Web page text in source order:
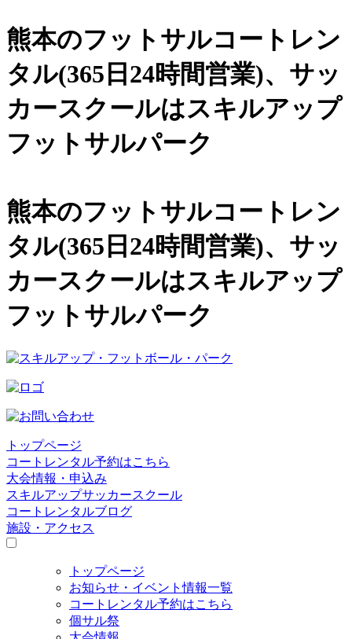
熊本のフットサルコートレン
タル(365日24時間営業)、 サッ
カースクールはスキルアップ
フットサルパーク
熊本のフットサルコートレン
タル(365日24時間営業)、サッ
カースクールはスキルアップ
フットサルパーク
トップページ
コートレンタル予約はこちら
大会情報・申込み
スキルアップサッカースクール
コートレンタルブログ
施設・アクセス
トップページ
お知らせ・イベント情報一覧
コートレンタル予約はこちら
個サル祭